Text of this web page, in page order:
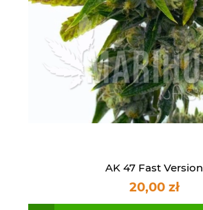
AK 47 Fast Version
20,00 zł